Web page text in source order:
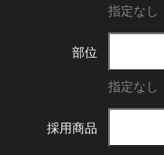
指定なし
部位
指定なし
採用商品